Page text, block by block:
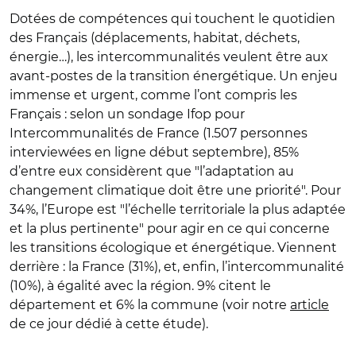
Dotées de compétences qui touchent le quotidien
des Français (déplacements, habitat, déchets,
énergie…), les intercommunalités veulent être aux
avant-postes de la transition énergétique. Un enjeu
immense et urgent, comme l’ont compris les
Français : selon un sondage Ifop pour
Intercommunalités de France (1.507 personnes
interviewées en ligne début septembre), 85%
d’entre eux considèrent que "l’adaptation au
changement climatique doit être une priorité". Pour
34%, l’Europe est "l’échelle territoriale la plus adaptée
et la plus pertinente" pour agir en ce qui concerne
les transitions écologique et énergétique. Viennent
derrière : la France (31%), et, enfin, l’intercommunalité
(10%), à égalité avec la région. 9% citent le
département et 6% la commune (voir notre article
de ce jour dédié à cette étude).